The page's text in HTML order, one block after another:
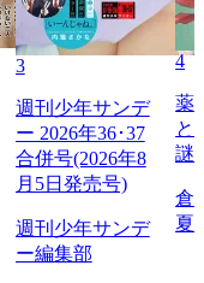
3
週刊少年サンデ
ー 2026年36･37
合併号(2026年8
月5日発売号)
週刊少年サンデ
ー編集部
4
薬
と
謎
倉
夏